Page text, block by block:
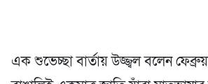
এক শুভেচ্ছা বার্তায় উজ্জ্বল বলেন